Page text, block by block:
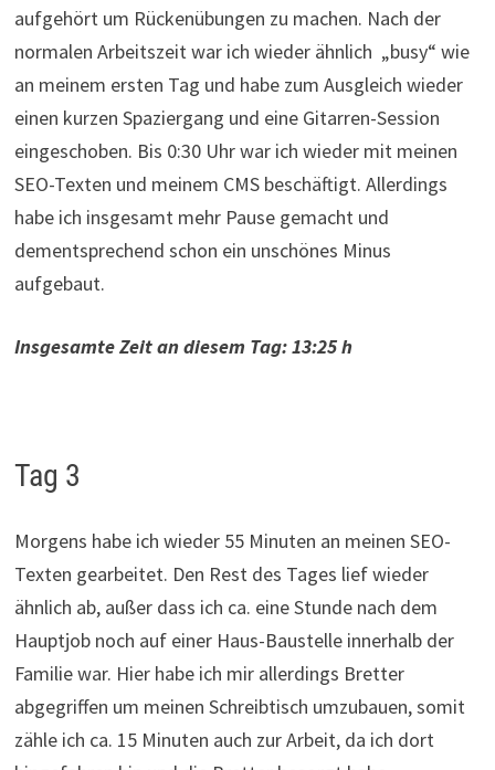
aufgehört um Rückenübungen zu machen. Nach der
normalen Arbeitszeit war ich wieder ähnlich „busy“ wie
an meinem ersten Tag und habe zum Ausgleich wieder
einen kurzen Spaziergang und eine Gitarren-Session
eingeschoben. Bis 0:30 Uhr war ich wieder mit meinen
SEO-Texten und meinem CMS beschäftigt. Allerdings
habe ich insgesamt mehr Pause gemacht und
dementsprechend schon ein unschönes Minus
aufgebaut.
Insgesamte Zeit an diesem Tag: 13:25 h
Tag 3
Morgens habe ich wieder 55 Minuten an meinen SEO-
Texten gearbeitet. Den Rest des Tages lief wieder
ähnlich ab, außer dass ich ca. eine Stunde nach dem
Hauptjob noch auf einer Haus-Baustelle innerhalb der
Familie war. Hier habe ich mir allerdings Bretter
abgegriffen um meinen Schreibtisch umzubauen, somit
zähle ich ca. 15 Minuten auch zur Arbeit, da ich dort